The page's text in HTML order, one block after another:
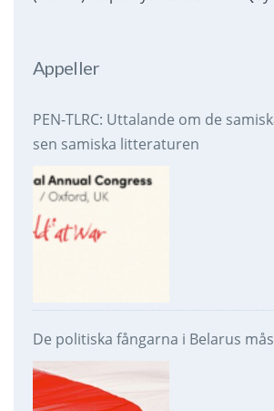
Appeller
PEN-TLRC: Uttalande om de
sen samiska litteraturen
De politiska fångarna i Belarus